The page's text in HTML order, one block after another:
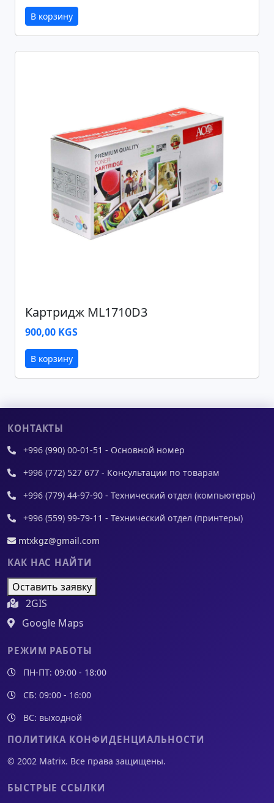
В корзину
Картридж ML1710D3
900,00 KGS
В корзину
КОНТАКТЫ
+996 (990) 00-01-51 - Основной номер
+996 (772) 527 677 - Консультации по товарам
+996 (779) 44-97-90 - Технический отдел (компьютеры)
+996 (559) 99-79-11 - Технический отдел (принтеры)
mtxkgz@gmail.com
КАК НАС НАЙТИ
Оставить заявку
2GIS
Google Maps
РЕЖИМ РАБОТЫ
ПН-ПТ: 09:00 - 18:00
СБ: 09:00 - 16:00
ВС: выходной
ПОЛИТИКА КОНФИДЕНЦИАЛЬНОСТИ
© 2002 Matrix. Все права защищены.
БЫСТРЫЕ ССЫЛКИ